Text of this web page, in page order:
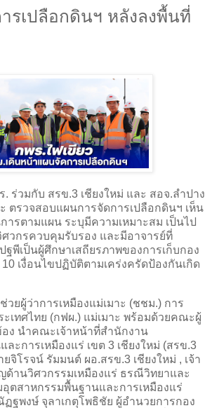
รเปลือกดินฯ หลังลงพื้นที่
ร่วมกับ สรข.3 เชียงใหม่ และ สอจ.ลำปาง
ตรวจสอบแผนการจัดการเปลือกดินฯ เห็น
ารตามแผน ระบุมีความเหมาะสม เป็นไป
วกรควบคุมรับรอง และมีอาจารย์ที่
พีเป็นผู้ศึกษาเสถียรภาพของการเก็บกอง
เงื่อนไขปฏิบัติตามเคร่งครัดป้องกันเกิด
ยผู้ว่าการเหมืองแม่เมาะ (ชชม.) การ
เทศไทย (กฟผ.) แม่เมาะ พร้อมด้วยคณะผู้
อง นำคณะเจ้าหน้าที่สำนักงาน
ะการเหมืองแร่ เขต 3 เชียงใหม่ (สรข.3
จิโรจน์ รัมมนต์ ผอ.สรข.3 เชียงใหม่ , เจ้า
ด้านวิศวกรรมเหมืองแร่ ธรณีวิทยาและ
ตสาหกรรมพื้นฐานและการเหมืองแร่
ฐพงษ์ จุลาเกตุโพธิชัย ผู้อำนวยการกอง